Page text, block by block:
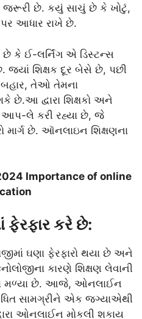
છે. કયું સાચું છે કે ખોટું,
પર આધાર રાખે છે.
કે ઈ-લર્નિંગ એ ડિસ્ટન્સ
શિક્ષક દૂર બેસે છે, પછી
બહાર, તેઓ તેમના
છે.આ દ્વારા શિક્ષકો અને
આપ-લે કરી રહ્યા છે, જે
માર્ગ છે. ઑનલાઇન શિક્ષણના
Importance of online
ફેરફાર કરે છે:
ઘણા ફેરફારો થયા છે અને
કારણે શિક્ષણ લેવાની
મળ્યા છે. આજે, ઓનલાઈન
સામગ્રીને એક જગ્યાએથી
ઓનલાઈન મોકલી શકાય